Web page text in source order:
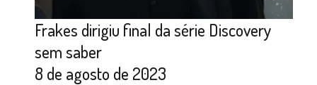
Frakes dirigiu final da série Discovery
sem saber
8 de agosto de 2023